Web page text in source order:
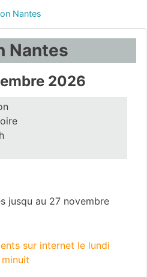
Nantes
Nantes
2026
jusqu au 27 novembre
sur internet le lundi